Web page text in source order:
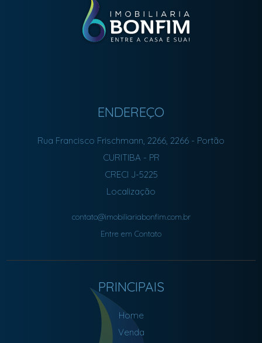
ENDEREÇO
Rua Francisco Frischmann, 2266, 2266 - Portão
CURITIBA - PR
CRECI J-5225
Localização
contato@imobiliariabonfim.com.br
Entre em Contato
PRINCIPAIS
Home
Venda